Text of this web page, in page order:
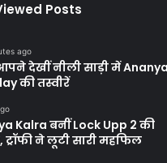
Posts
ago
देखीं नीली साड़ी में Ananya
की तस्वीरें
Kalra बनीं Lock Upp 2 की
ट्रॉफी ने लूटी सारी महफिल